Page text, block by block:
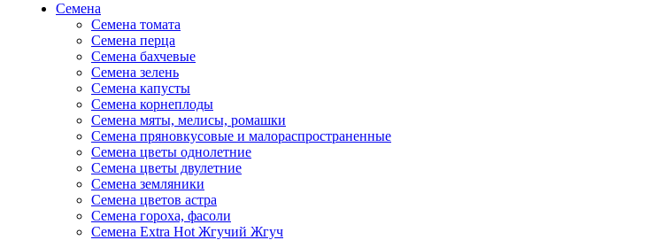
Семена
Семена томата
Семена перца
Семена бахчевые
Семена зелень
Семена капусты
Семена корнеплоды
Семена мяты, мелисы, ромашки
Семена пряновкусовые и малораспространенные
Семена цветы однолетние
Семена цветы двулетние
Семена земляники
Семена цветов астра
Семена гороха, фасоли
Семена Extra Hot Жгучий Жгуч